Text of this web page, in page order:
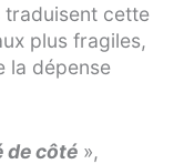
traduisent cette
plus fragiles,
la dépense
de côté »,